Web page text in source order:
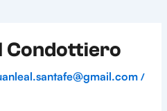
Condottiero
/